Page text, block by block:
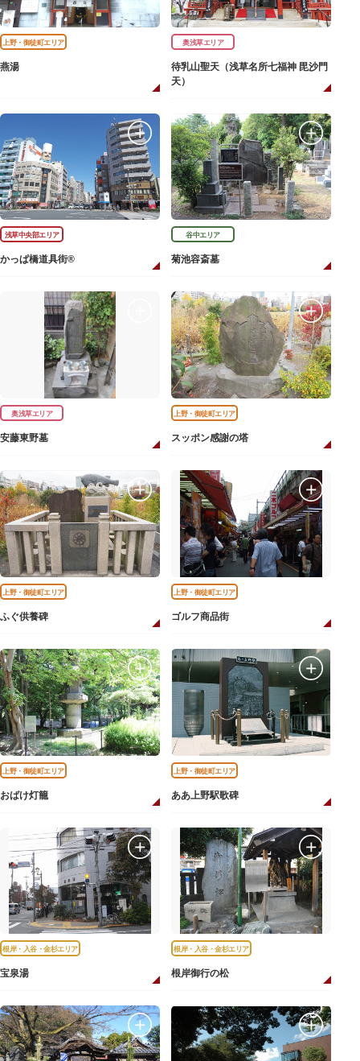
上野・御徒町エリア
燕湯
奥浅草エリア
待乳山聖天（浅草名所七福神 毘沙門
天）
浅草中央部エリア
かっぱ橋道具街®
谷中エリア
菊池容斎墓
奥浅草エリア
安藤東野墓
上野・御徒町エリア
スッポン感謝の塔
上野・御徒町エリア
ふぐ供養碑
上野・御徒町エリア
ゴルフ商品街
上野・御徒町エリア
おばけ灯籠
上野・御徒町エリア
ああ上野駅歌碑
根岸・入谷・金杉エリア
宝泉湯
根岸・入谷・金杉エリア
根岸御行の松